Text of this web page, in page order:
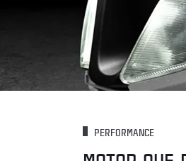
PERFORMANCE